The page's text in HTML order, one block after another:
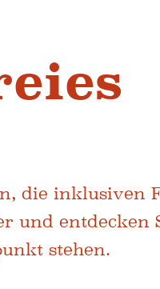
die inklusiven
und
stehen.